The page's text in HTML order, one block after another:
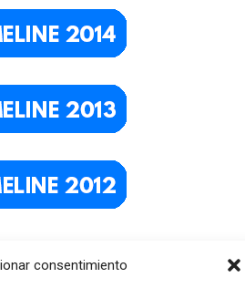
consentimiento